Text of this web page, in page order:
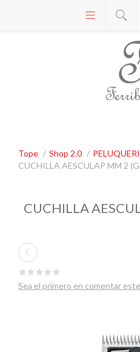
Tope / Shop 2.0 /
CUCHILLA AESCULAP MM 2
CUCHILLA
Sea el primero en comentar